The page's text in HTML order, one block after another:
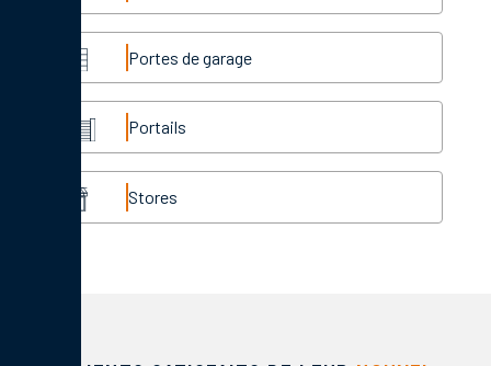
Portes de garage
Portails
Stores